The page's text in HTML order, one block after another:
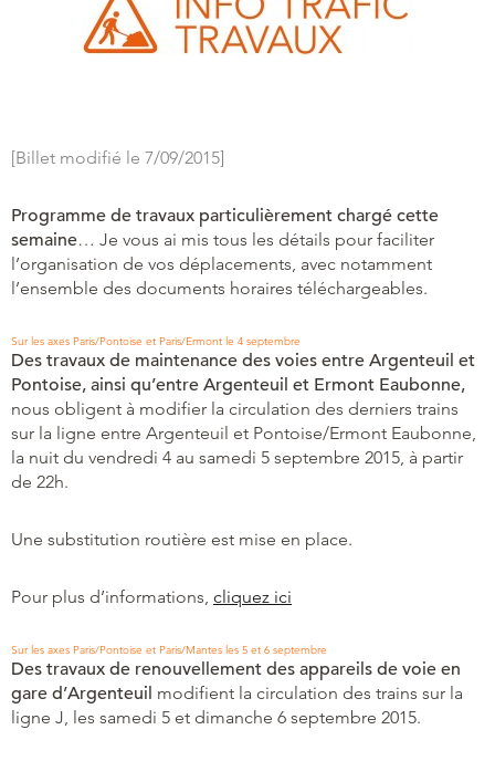
[Billet modifié le 7/09/2015]
Programme de travaux particulièrement chargé cette
semaine… Je vous ai mis tous les détails pour faciliter
l’organisation de vos déplacements, avec notamment
l’ensemble des documents horaires téléchargeables.
Sur les axes Paris/Pontoise et Paris/Ermont le 4 septembre
Des travaux de maintenance des voies entre Argenteuil et
Pontoise, ainsi qu’entre Argenteuil et Ermont Eaubonne,
nous obligent à modifier la circulation des derniers trains
sur la ligne entre Argenteuil et Pontoise/Ermont Eaubonne,
la nuit du vendredi 4 au samedi 5 septembre 2015, à partir
de 22h.
Une substitution routière est mise en place.
Pour plus d’informations, cliquez ici
Sur les axes Paris/Pontoise et Paris/Mantes les 5 et 6 septembre
Des travaux de renouvellement des appareils de voie en
gare d’Argenteuil modifient la circulation des trains sur la
ligne J, les samedi 5 et dimanche 6 septembre 2015.